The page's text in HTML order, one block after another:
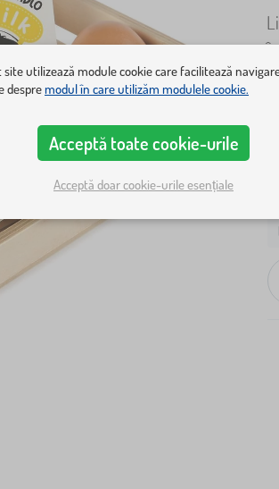
site utilizează module cookie care facilitează
despremodul în care utilizăm modulele cookie.
Acceptă toate cookie-urile
Acceptă doar cookie-urile esențiale